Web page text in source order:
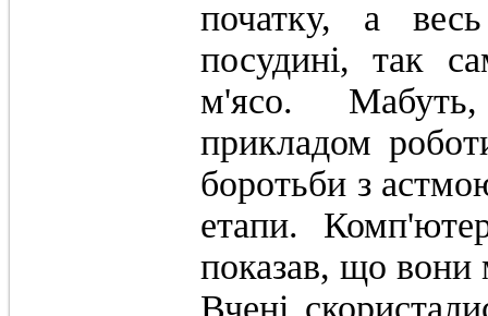
початку, а
посудині, так
м'ясо.
прикладом
боротьби з
етапи.
показав, що вони
Вчені